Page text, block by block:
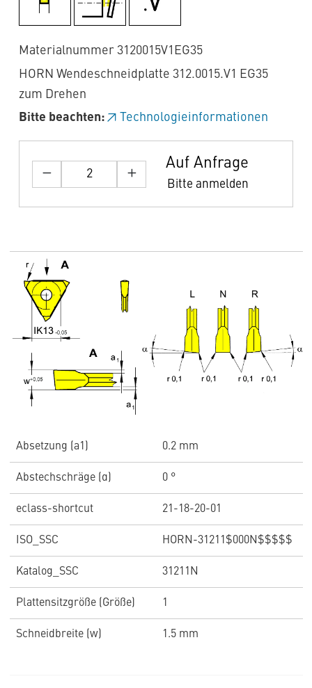
Materialnummer 3120015V1EG35
HORN Wendeschneidplatte 312.0015.V1 EG35
zum Drehen
Bitte beachten:
Technologieinformationen
Auf Anfrage
Bitte anmelden
Absetzung (a1) 0.2 mm
Abstechschräge (α) 0 °
eclass-shortcut 21-18-20-01
ISO_SSC HORN-31211$000N$$$$$
Katalog_SSC 31211N
Plattensitzgröße (Größe) 1
Schneidbreite (w) 1.5 mm